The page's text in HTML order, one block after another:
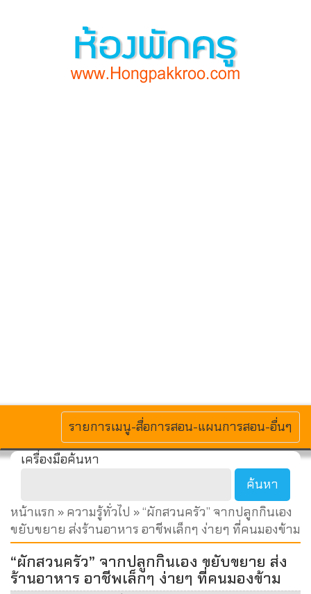
MENU
รายการเมนู-สื่อการสอน-แผนการสอน-อื่นๆ
เครื่องมือค้นหา
หน้าแรก » ความรู้ทั่วไป » “ผักสวนครัว” จากปลูกกินเอง
ขยับขยาย ส่งร้านอาหาร อาชีพเล็กๆ ง่ายๆ ที่คนมองข้าม
“ผักสวนครัว” จากปลูกกินเอง ขยับขยาย ส่ง
ร้านอาหาร อาชีพเล็กๆ ง่ายๆ ที่คนมองข้าม